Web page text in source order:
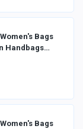
Bags
Handbags
Bags